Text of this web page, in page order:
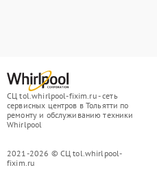
СЦ tol.whirlpool-fixim.ru - сеть
сервисных центров в Тольятти по
ремонту и обслуживанию техники
Whirlpool
2021-2026 © СЦ tol.whirlpool-
fixim.ru